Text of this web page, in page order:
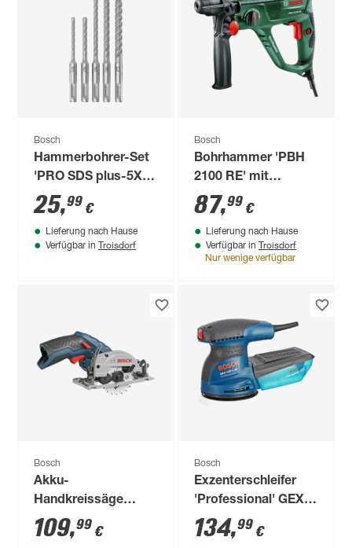
Bosch
Hammerbohrer-Set
'PRO SDS plus-5X'
Ø 5-10 mm 5-teilig
25,99 €
Lieferung nach Hause
Verfügbar in Troisdorf
Bosch
Bohrhammer 'PBH
2100 RE' mit
Aufbewahrungsbox
87,99 €
Lieferung nach Hause
Verfügbar in Troisdorf
Nur wenige verfügbar
Bosch
Akku-
Handkreissäge
'Professional GKS
12V-26' 12 V ohne
109,99 €
Bosch
Exzenterschleifer
'Professional' GEX
125-1 AE
134,99 €